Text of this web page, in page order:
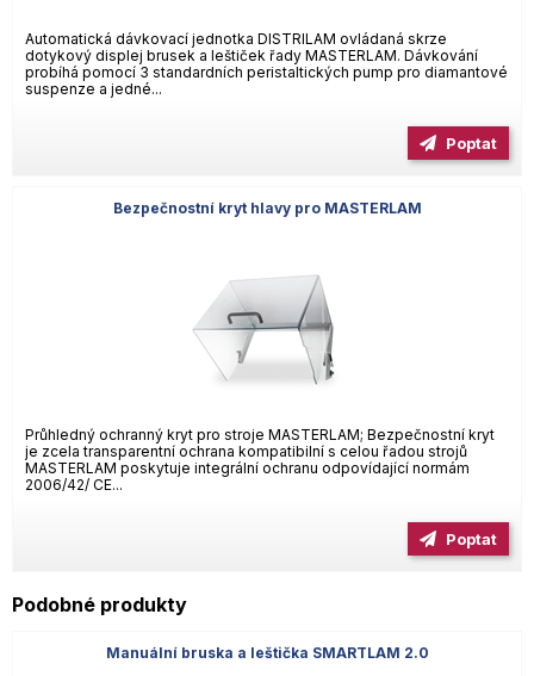
Automatická dávkovací jednotka DISTRILAM ovládaná skrze
dotykový displej brusek a leštiček řady MASTERLAM. Dávkování
probíhá pomocí 3 standardních peristaltických pump pro diamantové
suspenze a jedné...
Poptat
Bezpečnostní kryt hlavy pro MASTERLAM
Průhledný ochranný kryt pro stroje MASTERLAM; Bezpečnostní kryt
je zcela transparentní ochrana kompatibilní s celou řadou strojů
MASTERLAM poskytuje integrální ochranu odpovídající normám
2006/42/ CE...
Poptat
Podobné produkty
Manuální bruska a leštička SMARTLAM 2.0